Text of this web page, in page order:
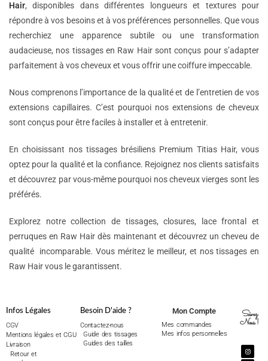
Hair, disponibles dans différentes longueurs et textures pour
répondre à vos besoins et à vos préférences personnelles. Que vous
recherchiez une apparence subtile ou une transformation
audacieuse, nos tissages en Raw Hair sont conçus pour s’adapter
parfaitement à vos cheveux et vous offrir une coiffure impeccable.
Nous comprenons l’importance de la qualité et de l’entretien de vos
extensions capillaires. C’est pourquoi nos extensions de cheveux
sont conçus pour être faciles à installer et à entretenir.
En choisissant nos tissages brésiliens Premium Titias Hair, vous
optez pour la qualité et la confiance. Rejoignez nos clients satisfaits
et découvrez par vous-même pourquoi nos cheveux vierges sont les
préférés.
Explorez notre collection de tissages, closures, lace frontal et
perruques en Raw Hair dès maintenant et découvrez un cheveu de
qualité incomparable. Vous méritez le meilleur, et nos tissages en
Raw Hair vous le garantissent.
Infos Légales
CGV
Mentions légales et CGU
Livraison
Retour et
Besoin D'aide ?
Contactez-nous
Guide des tissages
Guides des tailles
Mon Compte
Mes commandes
Mes infos personnelles
Suivez
Nous !